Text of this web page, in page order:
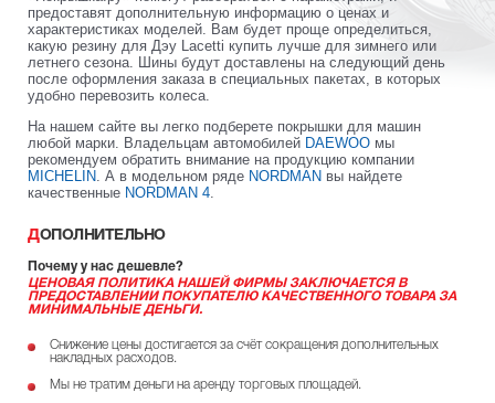
предоставят дополнительную информацию о ценах и
характеристиках моделей. Вам будет проще определиться,
какую резину для Дэу Lacetti купить лучше для зимнего или
летнего сезона. Шины будут доставлены на следующий день
после оформления заказа в специальных пакетах, в которых
удобно перевозить колеса.
На нашем сайте вы легко подберете покрышки для машин
любой марки. Владельцам автомобилей DAEWOO мы
рекомендуем обратить внимание на продукцию компании
MICHELIN . А в модельном ряде NORDMAN вы найдете
качественные NORDMAN 4
ДОПОЛНИТЕЛЬНО
Почему у нас дешевле?
ЦЕНОВАЯ ПОЛИТИКА НАШЕЙ ФИРМЫ ЗАКЛЮЧАЕТСЯ В
ПРЕДОСТАВЛЕНИИ ПОКУПАТЕЛЮ КАЧЕСТВЕННОГО ТОВАРА ЗА
МИНИМАЛЬНЫЕ ДЕНЬГИ.
Снижение цены достигается за счёт сокращения дополнительных
накладных расходов.
Мы не тратим деньги на аренду торговых площадей.